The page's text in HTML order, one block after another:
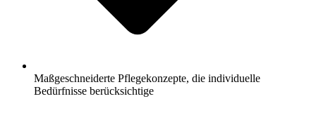
Maßgeschneiderte Pflegekonzepte, die individuelle
Bedürfnisse berücksichtige